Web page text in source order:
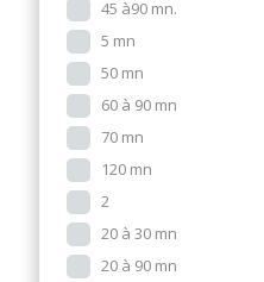
45 à90 mn.
5 mn
50 mn
60 à 90 mn
70 mn
120 mn
2
20 à 30 mn
20 à 90 mn